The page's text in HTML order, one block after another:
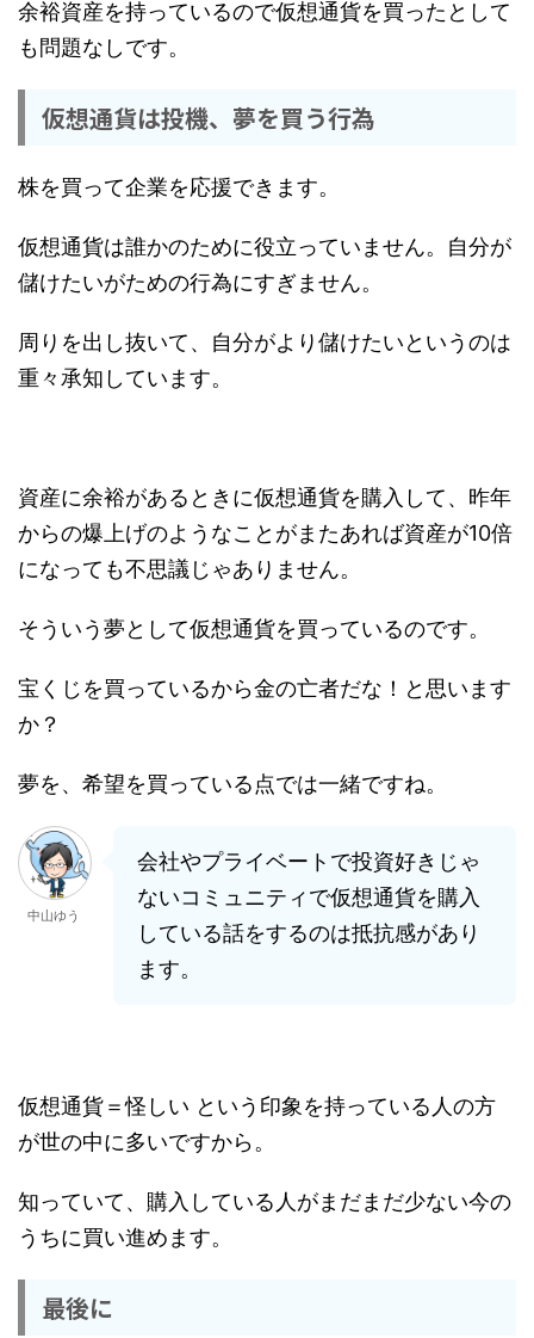
余裕資産を持っているので仮想通貨を買ったとして
も問題なしです。
仮想通貨は投機、夢を買う行為
株を買って企業を応援できます。
仮想通貨は誰かのために役立っていません。自分が
儲けたいがための行為にすぎません。
周りを出し抜いて、自分がより儲けたいというのは
重々承知しています。
資産に余裕があるときに仮想通貨を購入して、昨年
からの爆上げのようなことがまたあれば資産が10倍
になっても不思議じゃありません。
そういう夢として仮想通貨を買っているのです。
宝くじを買っているから金の亡者だな！と思います
か？
夢を、希望を買っている点では一緒ですね。
中山ゆう
会社やプライベートで投資好きじゃ
ないコミュニティで仮想通貨を購入
している話をするのは抵抗感があり
ます。
仮想通貨＝怪しい という印象を持っている人の方
が世の中に多いですから。
知っていて、購入している人がまだまだ少ない今の
うちに買い進めます。
最後に